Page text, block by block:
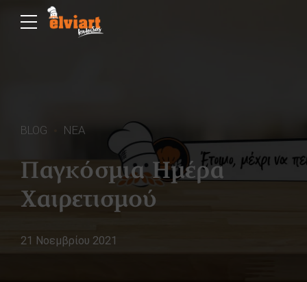
BLOG ΝΕΑ
Παγκόσμια Ημέρα
Χαιρετισμού
21 Νοεμβρίου 2021